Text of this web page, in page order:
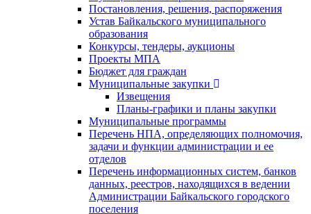
Постановления, решения, распоряжения
Устав Байкальского муниципального
образования
Конкурсы, тендеры, аукционы
Проекты МПА
Бюджет для граждан
Муниципальные закупки
Извещения
Планы-графики и планы закупки
Муниципальные программы
Перечень НПА, определяющих полномочия,
задачи и функции администрации и ее
отделов
Перечень информационных систем, банков
данных, реестров, находящихся в ведении
Администрации Байкальского городского
поселения